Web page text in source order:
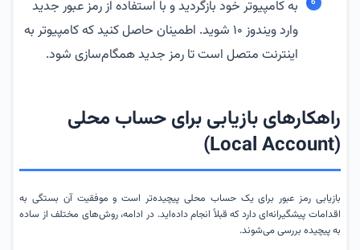
به کامپیوتر خود بازگردید و با استفاده از رمز عبور جدید
وارد ویندوز ۱۰ شوید. اطمینان حاصل کنید که کامپیوتر به
اینترنت متصل است تا رمز جدید همگام‌سازی شود.
راهکارهای بازیابی برای حساب محلی
(Local Account)
بازیابی رمز عبور برای یک حساب محلی پیچیده‌تر است و موفقیت آن بستگی به
اقدامات پیشگیرانه‌ای دارد که قبلاً انجام داده‌اید. در ادامه، روش‌های مختلف از ساده
به پیچیده بررسی می‌شوند.